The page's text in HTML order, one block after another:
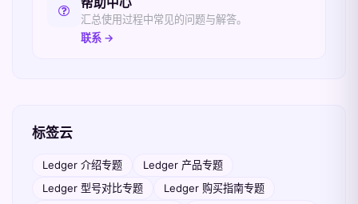
汇总使用过程中常见的问题与解答。
联系 →
标签云
Ledger 介绍专题
Ledger 产品专题
Ledger 型号对比专题
Ledger 购买指南专题